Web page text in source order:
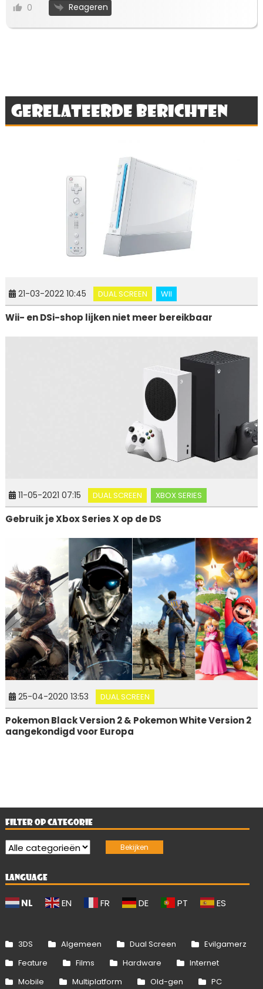
0 Reageren
Gerelateerde berichten
21-03-2022 10:45 DUAL SCREEN WII
Wii- en DSi-shop lijken niet meer bereikbaar
11-05-2021 07:15 DUAL SCREEN XBOX SERIES
Gebruik je Xbox Series X op de DS
25-04-2020 13:53 DUAL SCREEN
Pokemon Black Version 2 & Pokemon White Version 2
aangekondigd voor Europa
FILTER OP CATEGORIE
LANGUAGE
NL EN FR DE PT ES
3DS Algemeen Dual Screen
Evilgamerz
Feature
Films Hardware
Internet
Mobile
Multiplatform Old-gen PC